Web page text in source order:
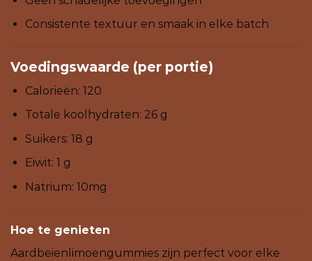
Consistente textuur en smaak in elke batch
Voedingswaarde (per portie)
Calorieën: 120
Totale koolhydraten: 26 g
Suikers: 18 g
Eiwit: 1 g
Natrium: 10mg
Hoe te genieten
Aardbeienlimoengummies zijn perfect voor elke